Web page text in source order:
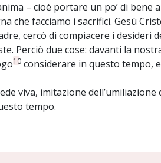
– cioè portare un po’ di bene
che facciamo i sacrifici. Gesù
cercò di compiacere i desideri
Perciò due cose: davanti la
10considerare in questo tempo, e
viva, imitazione dell’umiliazione
tempo.